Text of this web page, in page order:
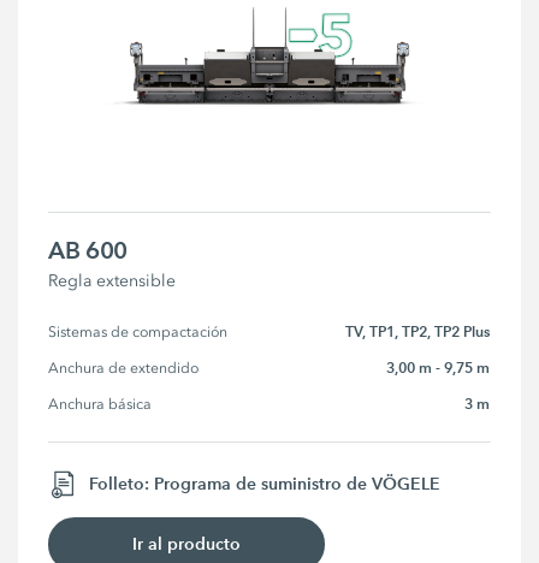
AB 600
Regla extensible
Sistemas de compactación TV, TP1, TP2, TP2 Plus
Anchura de extendido 3,00 m - 9,75 m
Anchura básica 3 m
Folleto: Programa de suministro de VÖGELE
Ir al producto